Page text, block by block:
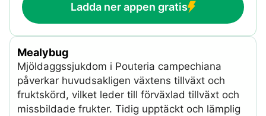
Ladda ner appen gratis
Mealybug
Mjöldaggssjukdom i Pouteria campechiana
påverkar huvudsakligen växtens tillväxt och
fruktskörd, vilket leder till förväxlad tillväxt och
missbildade frukter. Tidig upptäckt och lämplig